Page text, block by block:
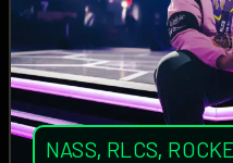
NASS, RLCS,